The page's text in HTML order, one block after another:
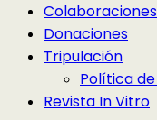
Colaboraciones
Donaciones
Tripulación
Política
Revista In Vitro